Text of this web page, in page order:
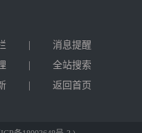
|
消息提醒
|
全站搜索
| 返回首页